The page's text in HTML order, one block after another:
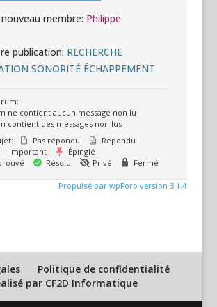
membre: Philippe
publication: RECHERCHE
SONORITÉ ÉCHAPPEMENT
ne contient aucun message non lu
contient des messages non lus
Pas répondu
Repondu
Important
Épinglé
Résolu Privé Fermé
Propulsé par wpForo version 3.1.4
Politique de confidentialité
par CF2D Informatique